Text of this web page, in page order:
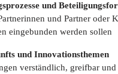
und
und Partner oder
eingebunden werden sollen
und Innovationsthemen
verständlich, greifbar und